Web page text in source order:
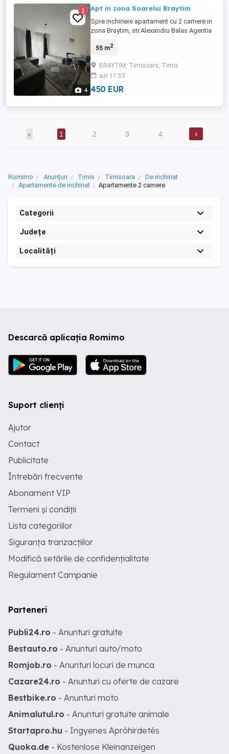
4
1 Apt in zona Soarelui Braytim
Spre inchiriere apartament cu 2 camere in
zona Braytim, str.Alexandru Balas Agentia
inchiriere un apartament cu 2 camere,
modern. Este compus din: -living open
space cu bucataria, -dormitor, -baie -
balcon -loc de parcare Pentru ...
55 m2
BRAYTIM, Timisoara, Timis
azi 11:53
450 EUR
‹ 1 2 3 4 ›
Romimo Anunțuri Timis Timisoara
De inchiriat
Apartamente de inchiriat
Apartamente 2 camere
Categorii
Județe
Localități
Descarcă aplicația Romimo
Suport clienți
Ajutor
Contact
Publicitate
Întrebări frecvente
Abonament VIP
Termeni și condiții
Lista categoriilor
Siguranța tranzacțiilor
Modifică setările de confidențialitate
Regulament Campanie
Parteneri
Publi24.ro - Anunturi gratuite
Bestauto.ro - Anunturi auto/moto
Romjob.ro - Anunturi locuri de munca
Cazare24.ro - Anunturi cu oferte de cazare
Bestbike.ro - Anunturi moto
Animalutul.ro - Anunturi gratuite animale
Startapro.hu - Ingyenes Apróhirdetés
Quoka.de - Kostenlose Kleinanzeigen